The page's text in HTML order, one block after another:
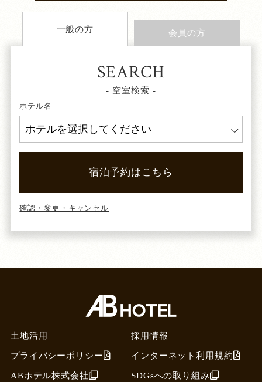
一般の方 会員の方
SEARCH
- 空室検索 -
ホテル名
宿泊予約はこちら
確認・変更・キャンセル
土地活用
採用情報
プライバシーポリシー
インターネット利用規約
ABホテル株式会社
SDGsへの取り組み